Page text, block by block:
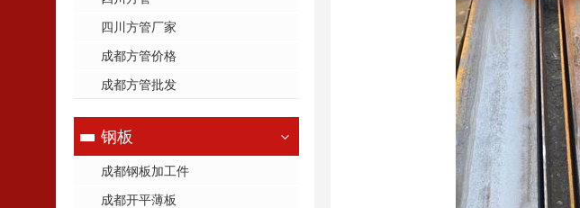
四川方管厂家
成都方管价格
成都方管批发
钢板
成都钢板加工件
成都开平薄板